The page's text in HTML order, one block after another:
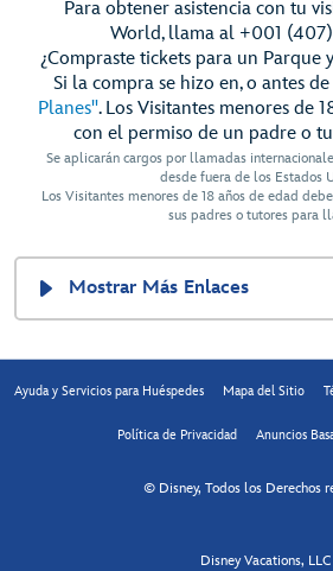
Para obtener asistencia con tu
World, llama al +001
¿Compraste tickets para un Parque
Si la compra se hizo en, o antes de
Planes". Los Visitantes menores de
con el permiso de un padre o
Se aplicarán cargos por llamadas
desde fuera de los Estados
Los Visitantes menores de 18 años de edad
sus padres o tutores para
Mostrar Más Enlaces
Ayuda y Servicios para Huéspedes Mapa del Sitio
Política de Privacidad Anuncios
© Disney, Todos los Derechos
Disney Vacations, LLC